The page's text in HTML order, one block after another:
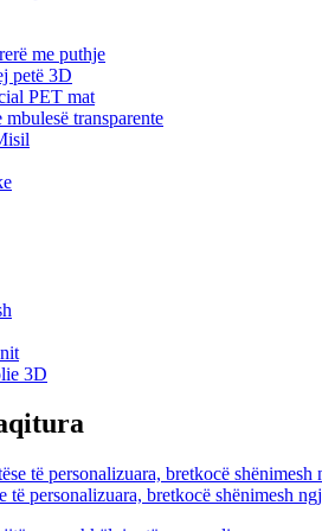
me puthje
petë 3D
PET mat
transparente
3D
të personalizuara, bretkocë shënimesh